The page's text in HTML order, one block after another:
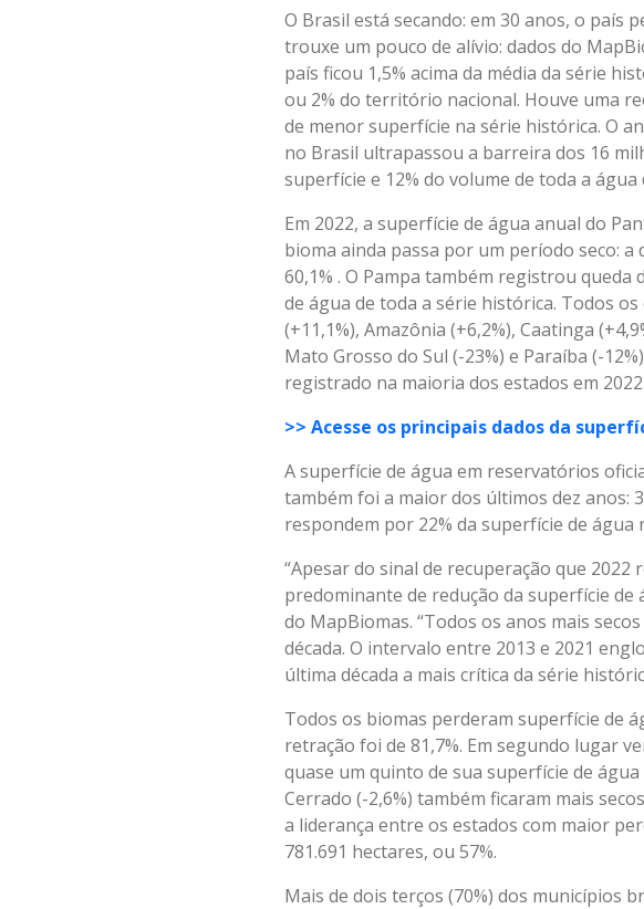
O Brasil está secando: em 30 anos, o país
trouxe um pouco de alívio: dados do
país ficou 1,5% acima da média da série
ou 2% do território nacional. Houve uma
de menor superfície na série histórica. O
no Brasil ultrapassou a barreira dos 16
superfície e 12% do volume de toda a água
Em 2022, a superfície de água anual do
bioma ainda passa por um período seco:
60,1% . O Pampa também registrou queda
de água de toda a série histórica. Todos
(+11,1%), Amazônia (+6,2%), Caatinga
Mato Grosso do Sul (-23%) e Paraíba (-
registrado na maioria dos estados em 2022.
>> Acesse os principais dados da
A superfície de água em reservatórios
também foi a maior dos últimos dez anos:
respondem por 22% da superfície de
“Apesar do sinal de recuperação que
predominante de redução da superfície
do MapBiomas. “Todos os anos mais
década. O intervalo entre 2013 e 2021
última década a mais crítica da série
Todos os biomas perderam superfície de
retração foi de 81,7%. Em segundo lugar
quase um quinto de sua superfície de água
Cerrado (-2,6%) também ficaram mais
a liderança entre os estados com maior
781.691 hectares, ou 57%.
Mais de dois terços (70%) dos municípios